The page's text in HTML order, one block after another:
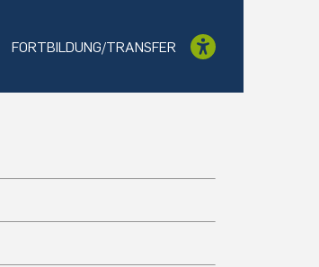
FORTBILDUNG/TRANSFER